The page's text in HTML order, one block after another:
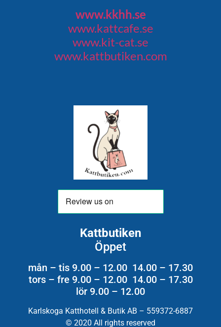
www.kkhh.se
www.kattcafe.se
www.kit-cat.se
www.kattbutiken.com
Kattbutiken
Öppet
mån – tis 9.00 – 12.00 14.00 – 17.30
tors – fre 9.00 – 12.00 14.00 – 17.30
lör 9.00 – 12.00
Karlskoga Katthotell & Butik AB – 559372-6887
© 2020 All rights reserved